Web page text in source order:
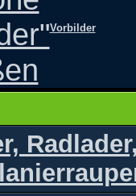
Vorbilder